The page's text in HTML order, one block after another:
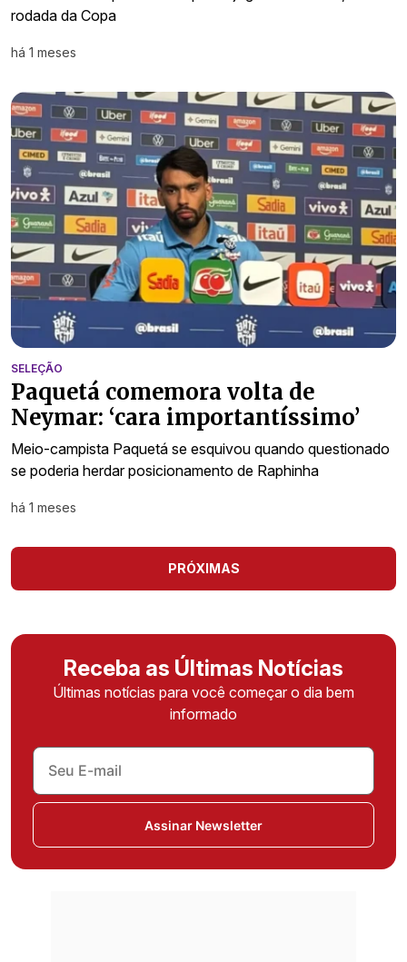
rodada da Copa
há 1 meses
SELEÇÃO
Paquetá comemora volta de
Neymar: ‘cara importantíssimo’
Meio-campista Paquetá se esquivou quando questionado
se poderia herdar posicionamento de Raphinha
há 1 meses
PRÓXIMAS
Receba as Últimas Notícias
Últimas notícias para você começar o dia bem
informado
Assinar Newsletter